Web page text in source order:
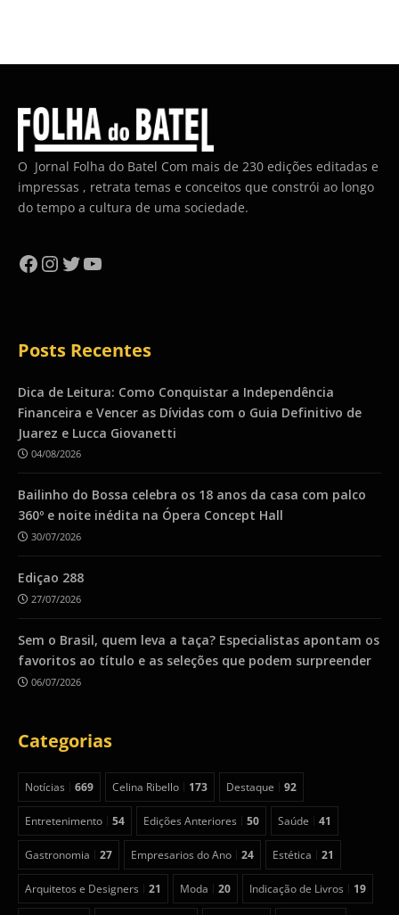
O Jornal Folha do Batel Com mais de 230 edições editadas e
impressas , retrata temas e conceitos que constrói ao longo
do tempo a cultura de uma sociedade.
Facebook
Instagram
Twitter
YouTube
Posts Recentes
Dica de Leitura: Como Conquistar a Independência
Financeira e Vencer as Dívidas com o Guia Definitivo de
Juarez e Lucca Giovanetti
04/08/2026
Bailinho do Bossa celebra os 18 anos da casa com palco
360º e noite inédita na Ópera Concept Hall
30/07/2026
Ediçao 288
27/07/2026
Sem o Brasil, quem leva a taça? Especialistas apontam os
favoritos ao título e as seleções que podem surpreender
06/07/2026
Categorias
Notícias 669 Celina Ribello 173 Destaque 92
Entretenimento 54 Edições Anteriores 50 Saúde 41
Gastronomia 27 Empresarios do Ano 24 Estética 21
Arquitetos e Designers 21 Moda 20 Indicação de Livros 19